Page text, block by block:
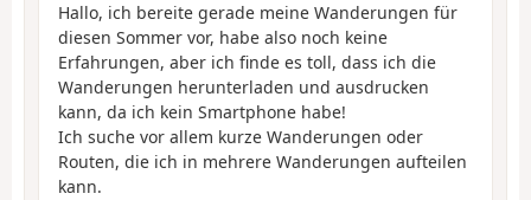
Hallo, ich bereite gerade meine Wanderungen für
diesen Sommer vor, habe also noch keine
Erfahrungen, aber ich finde es toll, dass ich die
Wanderungen herunterladen und ausdrucken
kann, da ich kein Smartphone habe!
Ich suche vor allem kurze Wanderungen oder
Routen, die ich in mehrere Wanderungen aufteilen
kann.